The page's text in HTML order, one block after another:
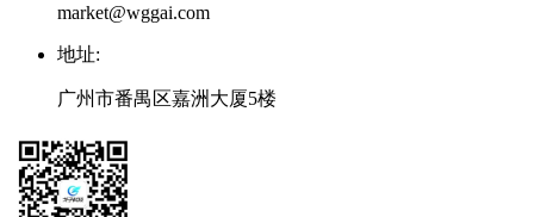
market@wggai.com
地址:
广州市番禺区嘉洲大厦5楼